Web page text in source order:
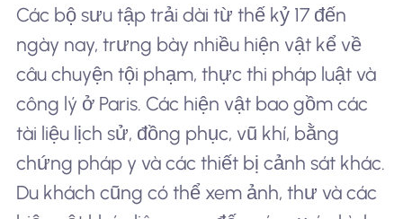
Các bộ sưu tập trải dài từ thế kỷ 17 đến
ngày nay, trưng bày nhiều hiện vật kể về
câu chuyện tội phạm, thực thi pháp luật và
công lý ở Paris. Các hiện vật bao gồm các
tài liệu lịch sử, đồng phục, vũ khí, bằng
chứng pháp y và các thiết bị cảnh sát khác.
Du khách cũng có thể xem ảnh, thư và các